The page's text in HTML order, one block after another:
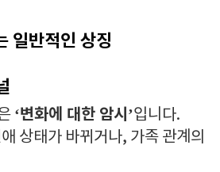
일반적인 상징
‘변화에 대한 암시’입니다.
상태가 바뀌거나, 가족 관계의